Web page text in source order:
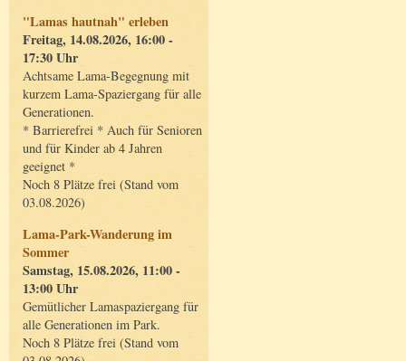
"Lamas hautnah" erleben
Freitag, 14.08.2026, 16:00 -
17:30 Uhr
Achtsame Lama-Begegnung mit
kurzem Lama-Spaziergang für alle
Generationen.
* Barrierefrei * Auch für Senioren
und für Kinder ab 4 Jahren
geeignet *
Noch 8 Plätze frei (Stand vom
03.08.2026)
Lama-Park-Wanderung im
Sommer
Samstag, 15.08.2026, 11:00 -
13:00 Uhr
Gemütlicher Lamaspaziergang für
alle Generationen im Park.
Noch 8 Plätze frei (Stand vom